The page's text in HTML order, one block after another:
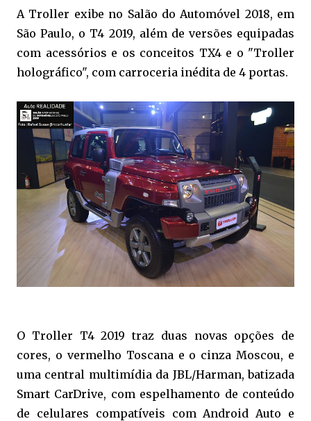
A Troller exibe no Salão do Automóvel 2018, em
São Paulo, o T4 2019, além de versões equipadas
com acessórios e os conceitos TX4 e o "Troller
holográfico", com carroceria inédita de 4 portas.
O Troller T4 2019 traz duas novas opções de
cores, o vermelho Toscana e o cinza Moscou, e
uma central multimídia da JBL/Harman, batizada
Smart CarDrive, com espelhamento de conteúdo
de celulares compatíveis com Android Auto e